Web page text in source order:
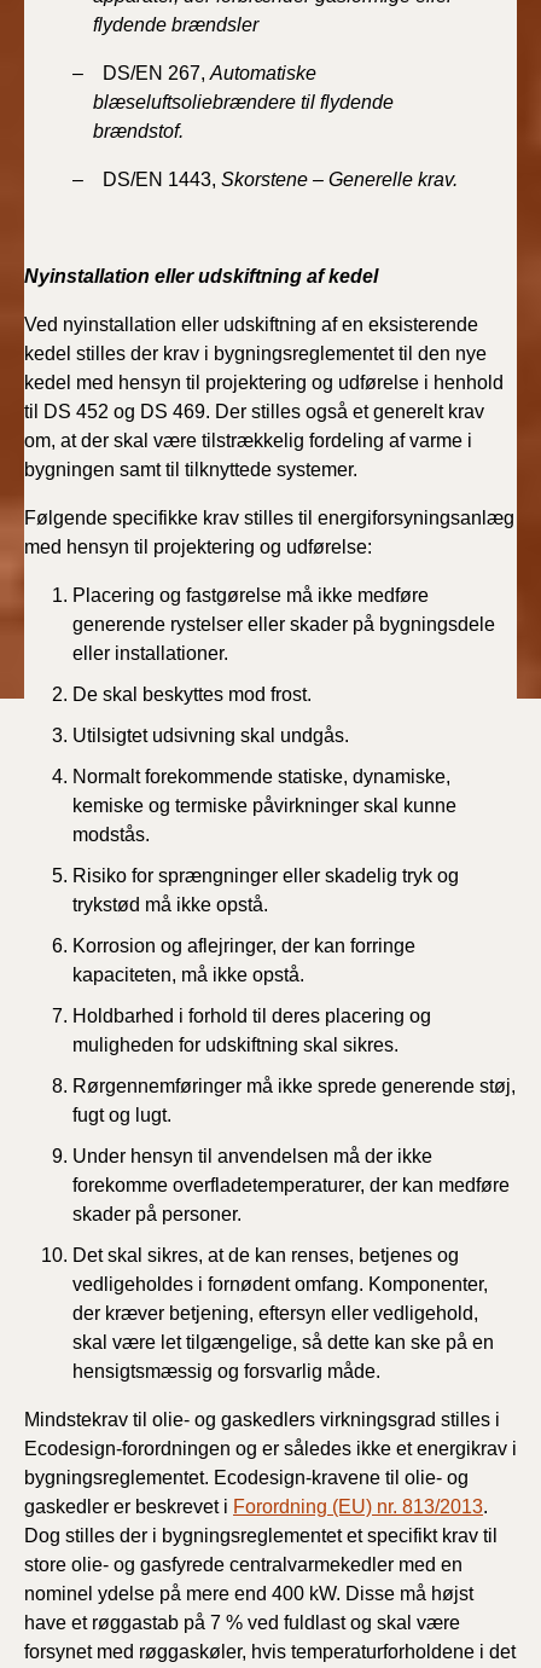
flydende brændsler
– DS/EN 267, Automatiske
blæseluftsoliebrændere til flydende
brændstof.
– DS/EN 1443, Skorstene – Generelle krav.
Nyinstallation eller udskiftning af kedel
Ved nyinstallation eller udskiftning af en eksisterende
kedel stilles der krav i bygningsreglementet til den nye
kedel med hensyn til projektering og udførelse i henhold
til DS 452 og DS 469. Der stilles også et generelt krav
om, at der skal være tilstrækkelig fordeling af varme i
bygningen samt til tilknyttede systemer.
Følgende specifikke krav stilles til energiforsyningsanlæg
med hensyn til projektering og udførelse:
Placering og fastgørelse må ikke medføre
generende rystelser eller skader på bygningsdele
eller installationer.
De skal beskyttes mod frost.
Utilsigtet udsivning skal undgås.
Normalt forekommende statiske, dynamiske,
kemiske og termiske påvirkninger skal kunne
modstås.
Risiko for sprængninger eller skadelig tryk og
trykstød må ikke opstå.
Korrosion og aflejringer, der kan forringe
kapaciteten, må ikke opstå.
Holdbarhed i forhold til deres placering og
muligheden for udskiftning skal sikres.
Rørgennemføringer må ikke sprede generende støj,
fugt og lugt.
Under hensyn til anvendelsen må der ikke
forekomme overfladetemperaturer, der kan medføre
skader på personer.
Det skal sikres, at de kan renses, betjenes og
vedligeholdes i fornødent omfang. Komponenter,
der kræver betjening, eftersyn eller vedligehold,
skal være let tilgængelige, så dette kan ske på en
hensigtsmæssig og forsvarlig måde.
Mindstekrav til olie- og gaskedlers virkningsgrad stilles i
Ecodesign-forordningen og er således ikke et energikrav i
bygningsreglementet. Ecodesign-kravene til olie- og
gaskedler er beskrevet i Forordning (EU) nr. 813/2013.
Dog stilles der i bygningsreglementet et specifikt krav til
store olie- og gasfyrede centralvarmekedler med en
nominel ydelse på mere end 400 kW. Disse må højst
have et røggastab på 7 % ved fuldlast og skal være
forsynet med røggaskøler, hvis temperaturforholdene i det